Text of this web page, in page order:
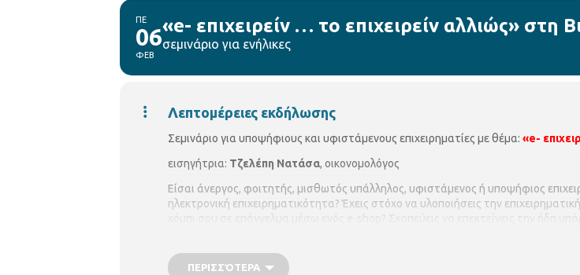
ΠΕ
06
ΦΕΒ
«e- επιχειρείν … το επιχειρείν αλλιώς» στη
σεμινάριο για ενήλικες
Λεπτομέρειες εκδήλωσης
Σεμινάριο για υποψήφιους και υφιστάμενους επιχειρηματίες με θέμα: «e-
εισηγήτρια: Τζελέπη Νατάσα, οικονομολόγος
Είσαι άνεργος, φοιτητής, μισθωτός υπάλληλος, υφιστάμενος ή υποψήφιος
ηλεκτρονική επιχειρηματικότητα? Έχεις στόχο να υλοποιήσεις την
Έναρξη σεμιναρίου:
Τετάρτη 6/2/2020 στις 14:00 - 16:00
ΠΕΡΙΣΣΌΤΕΡΑ